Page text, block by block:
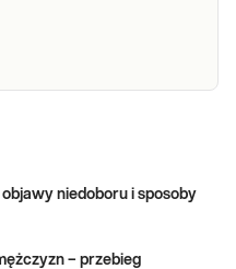
i przewlekłych stanów
niedoboru i sposoby
– przebieg